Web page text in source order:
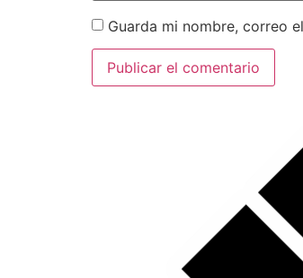
Guarda mi nombre, correo